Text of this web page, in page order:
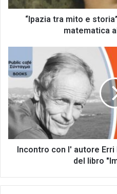
la
matematica
“Ipazia tra mito e
matematica
con
l'
Erri
De
Luca
e
presentazione
Incontro con l' autore
del libro